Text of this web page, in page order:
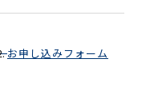
お申し込みフォーム